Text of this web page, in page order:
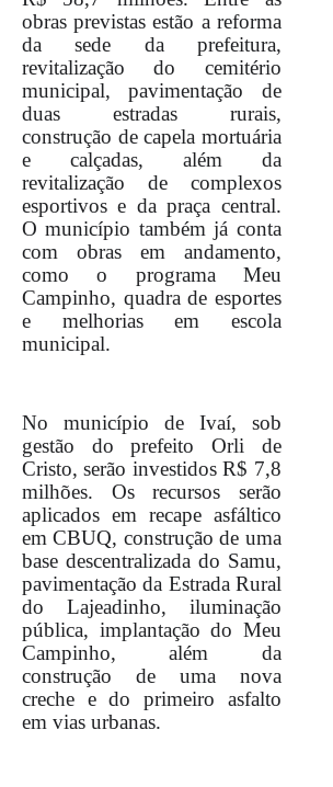
obras previstas estão a reforma
da sede da prefeitura,
revitalização do cemitério
municipal, pavimentação de
duas estradas rurais,
construção de capela mortuária
e calçadas, além da
revitalização de complexos
esportivos e da praça central.
O município também já conta
com obras em andamento,
como o programa Meu
Campinho, quadra de esportes
e melhorias em escola
municipal.
No município de Ivaí, sob
gestão do prefeito Orli de
Cristo, serão investidos R$ 7,8
milhões. Os recursos serão
aplicados em recape asfáltico
em CBUQ, construção de uma
base descentralizada do Samu,
pavimentação da Estrada Rural
do Lajeadinho, iluminação
pública, implantação do Meu
Campinho, além da
construção de uma nova
creche e do primeiro asfalto
em vias urbanas.